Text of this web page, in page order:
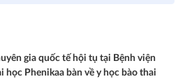
gia quốc tế hội tụ tại Bệnh viện
học Phenikaa bàn về y học bào thai